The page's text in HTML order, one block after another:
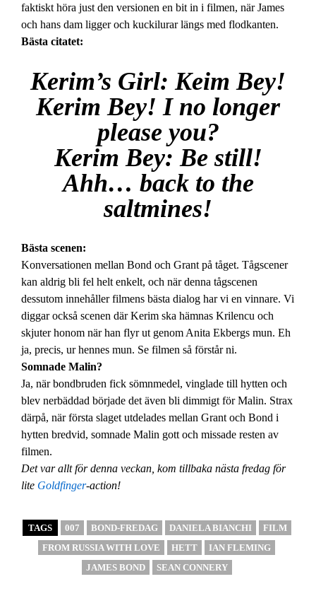
faktiskt höra just den versionen en bit in i filmen, när James
och hans dam ligger och kuckilurar längs med flodkanten.
Bästa citatet:
Kerim’s Girl: Keim Bey!
Kerim Bey! I no longer
please you?
Kerim Bey: Be still!
Ahh… back to the
saltmines!
Bästa scenen:
Konversationen mellan Bond och Grant på tåget. Tågscener
kan aldrig bli fel helt enkelt, och när denna tågscenen
dessutom innehåller filmens bästa dialog har vi en vinnare. Vi
diggar också scenen där Kerim ska hämnas Krilencu och
skjuter honom när han flyr ut genom Anita Ekbergs mun. Eh
ja, precis, ur hennes mun. Se filmen så förstår ni.
Somnade Malin?
Ja, när bondbruden fick sömnmedel, vinglade till hytten och
blev nerbäddad började det även bli dimmigt för Malin. Strax
därpå, när första slaget utdelades mellan Grant och Bond i
hytten bredvid, somnade Malin gott och missade resten av
filmen.
Det var allt för denna veckan, kom tillbaka nästa fredag för
lite Goldfinger-action!
TAGS 007 BOND-FREDAG DANIELA BIANCHI
FILM
FROM RUSSIA WITH LOVE
HETT
IAN FLEMING
JAMES BOND
SEAN CONNERY